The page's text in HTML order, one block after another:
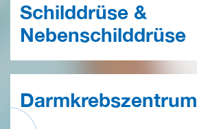
Schilddrüse &
Nebenschilddrüse
Darmkrebszentrum